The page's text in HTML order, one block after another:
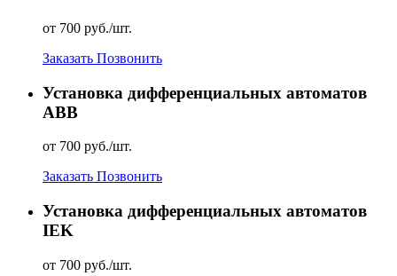
от 700 руб./шт.
Заказать Позвонить
Установка дифференциальных автоматов
АВВ
от 700 руб./шт.
Заказать Позвонить
Установка дифференциальных автоматов
IEK
от 700 руб./шт.